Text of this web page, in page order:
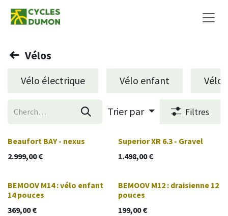
Se rendre au contenu
Vélos
Vélo électrique Vélo enfant Vélo
Trier par Filtres
Beaufort BAY - nexus
2.999,00€
Superior XR 6.3 - Gravel
1.498,00€
BEMOOV M14 : vélo enfant
14 pouces
369,00€
BEMOOV M12 : draisienne 12
pouces
199,00€